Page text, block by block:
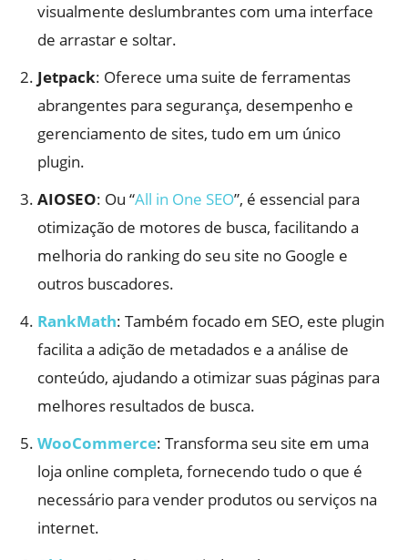
visualmente deslumbrantes com uma interface
de arrastar e soltar.
Jetpack: Oferece uma suite de ferramentas
abrangentes para segurança, desempenho e
gerenciamento de sites, tudo em um único
plugin.
AIOSEO: Ou “All in One SEO”, é essencial para
otimização de motores de busca, facilitando a
melhoria do ranking do seu site no Google e
outros buscadores.
RankMath: Também focado em SEO, este plugin
facilita a adição de metadados e a análise de
conteúdo, ajudando a otimizar suas páginas para
melhores resultados de busca.
WooCommerce: Transforma seu site em uma
loja online completa, fornecendo tudo o que é
necessário para vender produtos ou serviços na
internet.